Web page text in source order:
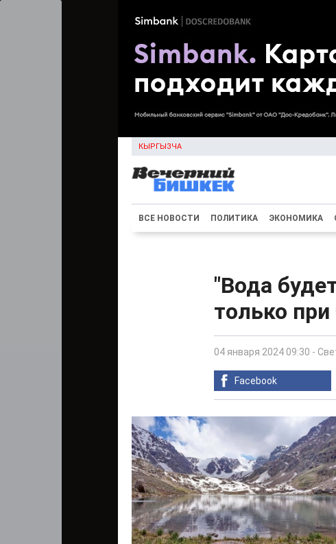
КЫРГЫЗЧА
ВСЕ НОВОСТИ ПОЛИТИКА ЭКОНОМИКА
"Вода
только
04 января 2024 09:30 -
Facebook